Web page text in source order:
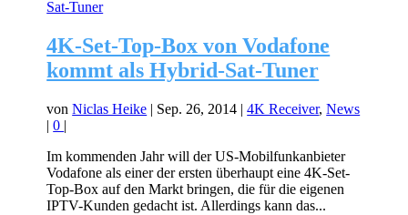
4K-Set-Top-Box von Vodafone
kommt als Hybrid-Sat-Tuner
vonNiclas Heike | Sep. 26, 2014 |4K Receiver,News
|0 |
Im kommenden Jahr will der US-Mobilfunkanbieter
Vodafone als einer der ersten überhaupt eine 4K-Set-
Top-Box auf den Markt bringen, die für die eigenen
IPTV-Kunden gedacht ist. Allerdings kann das...